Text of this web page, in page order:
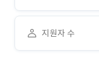
지원자 수